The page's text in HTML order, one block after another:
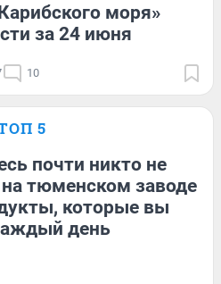
моря»
за 24 июня
10
5
почти никто не
тюменском заводе
которые вы
день